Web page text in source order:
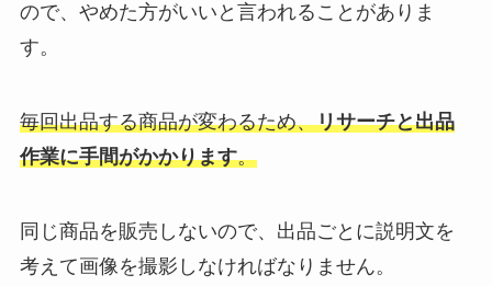
ので、やめた方がいいと言われることがありま
す。
毎回出品する商品が変わるため、リサーチと出品
作業に手間がかかります。
同じ商品を販売しないので、出品ごとに説明文を
考えて画像を撮影しなければなりません。